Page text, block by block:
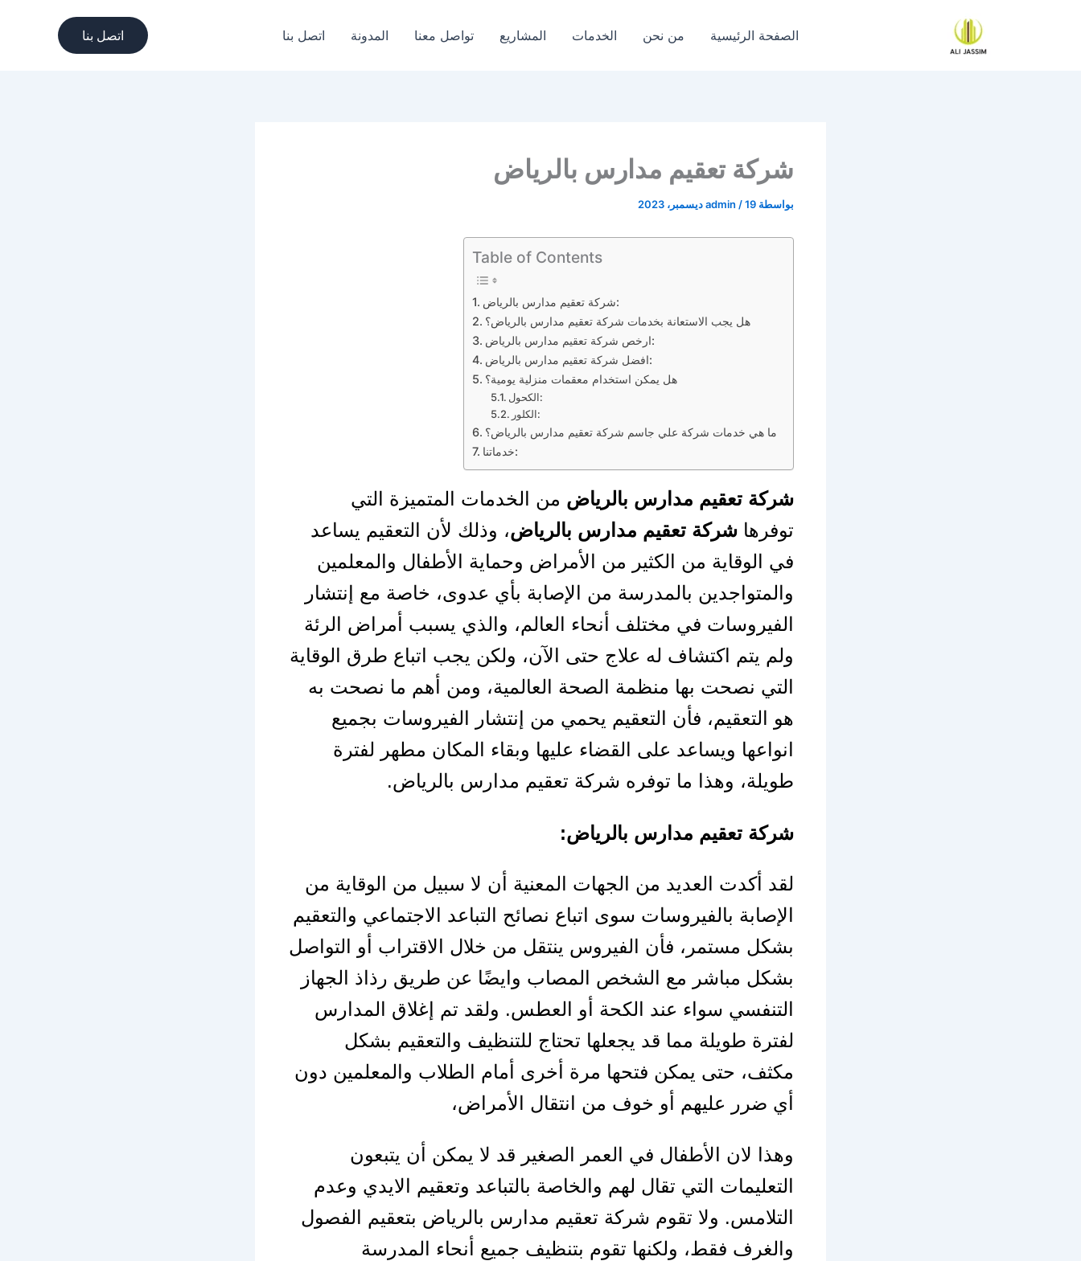
الصفحة الرئيسية من نحن الخدمات المشاريع تواصل معنا المدونة اتصل بنا اتصل بنا
شركة تعقيم مدارس بالرياض
بواسطة admin /19 ديسمبر، 2023
Table of Contents
شركة تعقيم مدارس بالرياض:
هل يجب الاستعانة بخدمات شركة تعقيم مدارس بالرياض؟
ارخص شركة تعقيم مدارس بالرياض:
افضل شركة تعقيم مدارس بالرياض:
هل يمكن استخدام معقمات منزلية يومية؟
الكحول:
الكلور:
ما هي خدمات شركة علي جاسم شركة تعقيم مدارس بالرياض؟
خدماتنا:
شركة تعقيم مدارس بالرياض من الخدمات المتميزة التي
توفرها شركة تعقيم مدارس بالرياض، وذلك لأن التعقيم يساعد
في الوقاية من الكثير من الأمراض وحماية الأطفال والمعلمين
والمتواجدين بالمدرسة من الإصابة بأي عدوى، خاصة مع إنتشار
الفيروسات في مختلف أنحاء العالم، والذي يسبب أمراض الرئة
ولم يتم اكتشاف له علاج حتى الآن، ولكن يجب اتباع طرق الوقاية
التي نصحت بها منظمة الصحة العالمية، ومن أهم ما نصحت به
هو التعقيم، فأن التعقيم يحمي من إنتشار الفيروسات بجميع
انواعها ويساعد على القضاء عليها وبقاء المكان مطهر لفترة
طويلة، وهذا ما توفره شركة تعقيم مدارس بالرياض.
شركة تعقيم مدارس بالرياض:
لقد أكدت العديد من الجهات المعنية أن لا سبيل من الوقاية من
الإصابة بالفيروسات سوى اتباع نصائح التباعد الاجتماعي والتعقيم
بشكل مستمر، فأن الفيروس ينتقل من خلال الاقتراب أو التواصل
بشكل مباشر مع الشخص المصاب وايضًا عن طريق رذاذ الجهاز
التنفسي سواء عند الكحة أو العطس. ولقد تم إغلاق المدارس
لفترة طويلة مما قد يجعلها تحتاج للتنظيف والتعقيم بشكل
مكثف، حتى يمكن فتحها مرة أخرى أمام الطلاب والمعلمين دون
أي ضرر عليهم أو خوف من انتقال الأمراض،
وهذا لان الأطفال في العمر الصغير قد لا يمكن أن يتبعون
التعليمات التي تقال لهم والخاصة بالتباعد وتعقيم الايدي وعدم
التلامس. ولا تقوم شركة تعقيم مدارس بالرياض بتعقيم الفصول
والغرف فقط، ولكنها تقوم بتنظيف جميع أنحاء المدرسة